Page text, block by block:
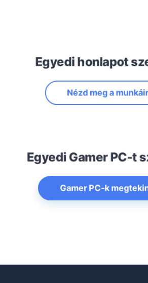
Egyedi honlapot
Nézd meg a
Egyedi Gamer PC-t
Gamer PC-k